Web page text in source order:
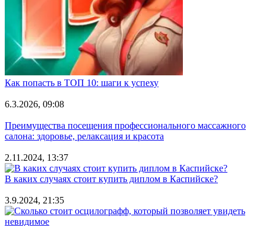
Как попасть в ТОП 10: шаги к успеху
6.3.2026, 09:08
Преимущества посещения профессионального массажного
салона: здоровье, релаксация и красота
2.11.2024, 13:37
В каких случаях стоит купить диплом в Каспийске?
3.9.2024, 21:35